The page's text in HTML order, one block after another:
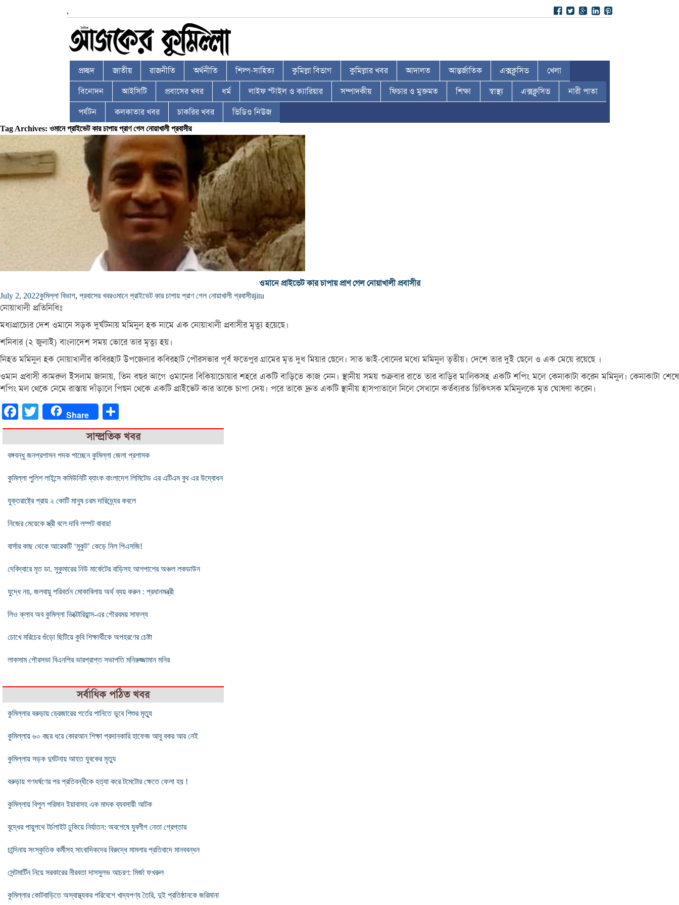
,
প্রচ্ছদ জাতীয় রাজনীতি অর্থনীতি শিল্প-সাহিত্য কুমিল্লা বিভাগ কুমিল্লার খবর আদালত আন্তর্জাতিক এক্সক্লুসিভ খেলা
বিনোদন আইসিটি প্রবাসের খবর ধর্ম লাইফ স্টাইল ও ক্যারিয়ার সম্পাদকীয় ফিচার ও মুক্তমত শিক্ষা স্বাস্থ্য এক্সক্লুসিভ নারী পাতা
পর্যটন কলকাতার খবর চাকরির খবর ভিডিও নিউজ
Tag Archives: ওমানে প্রাইভেট কার চাপায় প্রাণ গেল নোয়াখালী প্রবাসীর
ওমানে প্রাইভেট কার চাপায় প্রাণ গেল নোয়াখালী প্রবাসীর
July 2, 2022কুমিল্লা বিভাগ, প্রবাসের খবরওমানে প্রাইভেট কার চাপায় প্রাণ গেল নোয়াখালী প্রবাসীরjitu
নোয়াখালী প্রতিনিধিঃ
মধ্যপ্রাচ্যের দেশ ওমানে সড়ক দুর্ঘটনায় মমিনুল হক নামে এক নোয়াখালী প্রবাসীর মৃত্যু হয়েছে।
শনিবার (২ জুলাই) বাংলাদেশ সময় ভোরে তার মৃত্যু হয়।
নিহত মমিনুল হক নোয়াখালীর কবিরহাট উপজেলার কবিরহাট পৌরসভার পূর্ব ফতেপুর গ্রামের মৃত দুধ মিয়ার ছেলে। সাত ভাই-বোনের মধ্যে মমিনুল তৃতীয়। দেশে তার দুই ছেলে ও এক মেয়ে রয়েছে ।
ওমান প্রবাসী কামরুল ইসলাম জানায়, তিন বছর আগে ওমানের বিকিয়াচোয়ার শহরে একটি বাড়িতে কাজ নেন। স্থানীয় সময় শুক্রবার রাতে তার বাড়ির মালিকসহ একটি শপিং মলে কেনাকাটা করেন মমিনুল। কেনাকাটা শেষে
শপিং মল থেকে নেমে রাস্তায় দাঁড়ালে পিছন থেকে একটি প্রাইভেট কার তাকে চাপা দেয়। পরে তাকে দ্রুত একটি স্থানীয় হাসপাতালে নিলে সেখানে কর্তব্যরত চিকিৎসক মমিনুলকে মৃত ঘোষণা করেন।
FacebookTwitter Share
সাম্প্রতিক খবর
বঙ্গবন্ধু জনপ্রশাসন পদক পাচ্ছেন কুমিল্লা জেলা প্রশাসক
কুমিল্লা পুলিশ লাইন্সে কমিউনিটি ব্যাংক বাংলাদেশ লিমিটেড এর এটিএম বুথ এর উদ্বোধন
যুক্তরাষ্ট্রে প্রায় ২ কোটি মানুষ চরম দারিদ্র্যের কবলে
নিজের মেয়েকে স্ত্রী বলে দাবি লম্পট বাবার!
বার্সার কাছ থেকে আরেকটি ‘মুকুট’ কেড়ে নিল পিএসজি!
দেবিদ্বারে মৃত ডা. সুকুমারের নিউ মার্কেটের বাড়িসহ আশপাশের অঞ্চল লকডাউন
যুদ্ধে নয়, জলবায়ু পরিবর্তন মোকাবিলায় অর্থ ব্যয় করুন : প্রধানমন্ত্রী
লিও ক্লাব অব কুমিল্লা ভিক্টোরিয়ান্স-এর গৌরবময় সাফল্য
চোখে মরিচের গুঁড়ো ছিটিয়ে কুবি শিক্ষার্থীকে অপহরণের চেষ্টা
লাকসাম পৌরসভা বিএনপির ভারপ্রাপ্ত সভাপতি মনিরুজ্জামান মনির
সর্বাধিক পঠিত খবর
কুমিল্লার বরুড়ায় ড্রেজারের গর্তের পানিতে ডুবে শিশুর মৃত্যু
কুমিল্লায় ৬০ বছর ধরে কোরআন শিক্ষা প্রদানকারি হাফেজ আবু বকর আর নেই
কুমিল্লায় সড়ক দুর্ঘটনায় আহত যুবকের মৃত্যু
বরুড়ায় গণধর্ষণের পর প্রতিবন্ধীকে হত্যা করে টমেটোর ক্ষেতে ফেলা হয় !
কুমিল্লায় বিপুল পরিমান ইয়াবাসহ এক মাদক ব্যবসায়ী আটক
বৃদ্ধের পায়ুপথে টর্চলাইট ঢুকিয়ে নির্যাতন: অবশেষে যুবলীগ নেতা গ্রেপ্তার
চান্দিনায় সংস্কৃতিক কর্মীসহ সাংবাদিকদের বিরুদ্ধে মামলার প্রতিবাদে মানববন্ধন
সেন্টমার্টিন নিয়ে সরকারের নীরবতা দাসসুলভ আচরণ: মির্জা ফখরুল
কুমিল্লার কোটবাড়িতে অস্বাস্থ্যকর পরিবেশে খাদ্যপণ্য তৈরি, দুই প্রতিষ্ঠানকে জরিমানা